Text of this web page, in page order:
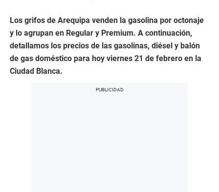
Los grifos de Arequipa venden la gasolina por octonaje
y lo agrupan en Regular y Premium. A continuación,
detallamos los precios de las gasolinas, diésel y balón
de gas doméstico para hoy viernes 21 de febrero en la
Ciudad Blanca.